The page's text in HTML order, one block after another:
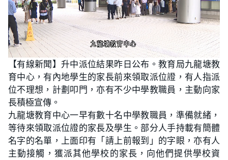
U
n
m
t
e
L
o
a
d
e
d
:
3
1
9
%
【有線新聞】升中派位結果昨日公布。教育局九龍塘教
育中心，有內地學生的家長前來領取派位證，有人指派
位不理想，計劃叩門，亦有不少中學教職員，主動向家
長積極宣傳。
九龍塘教育中心一早有數十名中學教職員，準備就緒，
等待來領取派位證的家長及學生。部分人手持載有簡體
名字的名單，上面印有「請上前報到」的字眼，亦有人
主動接觸，獲派其他學校的家長，向他們提供學校資